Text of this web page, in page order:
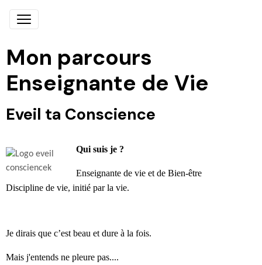
Mon parcours
Enseignante de Vie
Eveil ta Conscience
Qui suis je ?
Enseignante de vie et de Bien-être
Discipline de vie, initié par la vie.
Je dirais que c’est beau et dure à la fois.
Mais j'entends ne pleure pas....